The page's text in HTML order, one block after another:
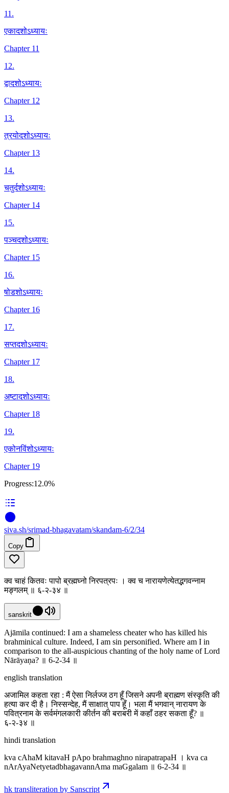
11.
एकादशोऽध्यायः
Chapter 11
12.
द्वादशोऽध्यायः
Chapter 12
13.
त्रयोदशोऽध्यायः
Chapter 13
14.
चतुर्दशोऽध्यायः
Chapter 14
15.
पञ्चदशोऽध्यायः
Chapter 15
16.
षोडशोऽध्यायः
Chapter 16
17.
सप्तदशोऽध्यायः
Chapter 17
18.
अष्टादशोऽध्यायः
Chapter 18
19.
एकोनविंशोऽध्यायः
Chapter 19
Progress:12.0%
siva.sh/srimad-bhagavatam/skandam-6/2/34
Copy
क्व चाहं कितवः पापो ब्रह्मघ्नो निरपत्रपः । क्व च नारायणेत्येतद्भगवन्नाम
मङ्गलम् ॥ ६-२-३४ ॥
sanskrit
Ajāmila continued: I am a shameless cheater who has killed his
brahminical culture. Indeed, I am sin personified. Where am I in
comparison to the all-auspicious chanting of the holy name of Lord
Nārāyaṇa? ॥ 6-2-34 ॥
english translation
अजामिल कहता रहा : मैं ऐसा निर्लज्ज ठग हूँ जिसने अपनी ब्राह्मण संस्कृति की
हत्या कर दी है। निस्सन्देह, मैं साक्षात् पाप हूँ। भला मैं भगवान् नारायण के
पवित्रनाम के सर्वमंगलकारी कीर्तन की बराबरी में कहाँ ठहर सकता हूँ? ॥
६-२-३४ ॥
hindi translation
kva cAhaM kitavaH pApo brahmaghno nirapatrapaH । kva ca
nArAyaNetyetadbhagavannAma maGgalam ॥ 6-2-34 ॥
hk transliteration by Sanscript